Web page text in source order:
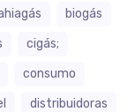
biogás
cigás;
consumo
distribuidoras